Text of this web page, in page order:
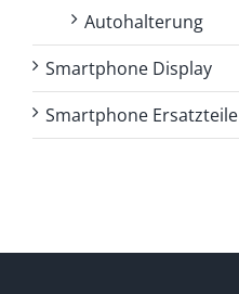
Autohalterung
Smartphone Display
Smartphone Ersatzteile